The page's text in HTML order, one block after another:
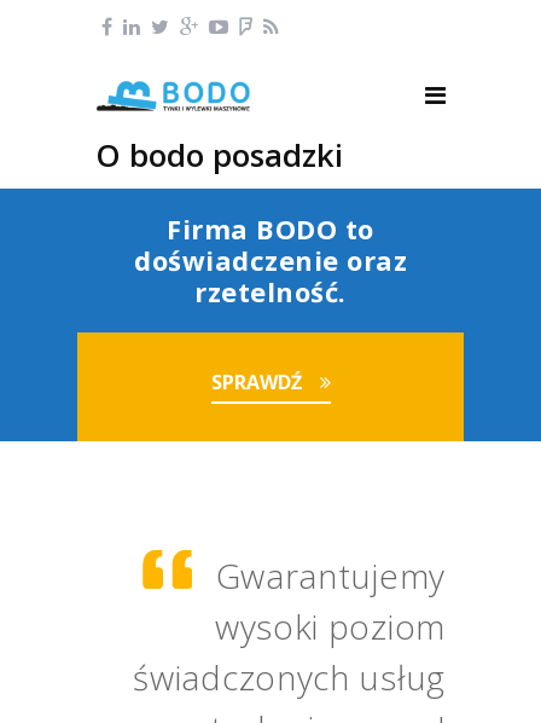
O bodo posadzki
Firma BODO to
doświadczenie oraz
rzetelność.
SPRAWDŹ
Gwarantujemy
wysoki poziom
świadczonych usług